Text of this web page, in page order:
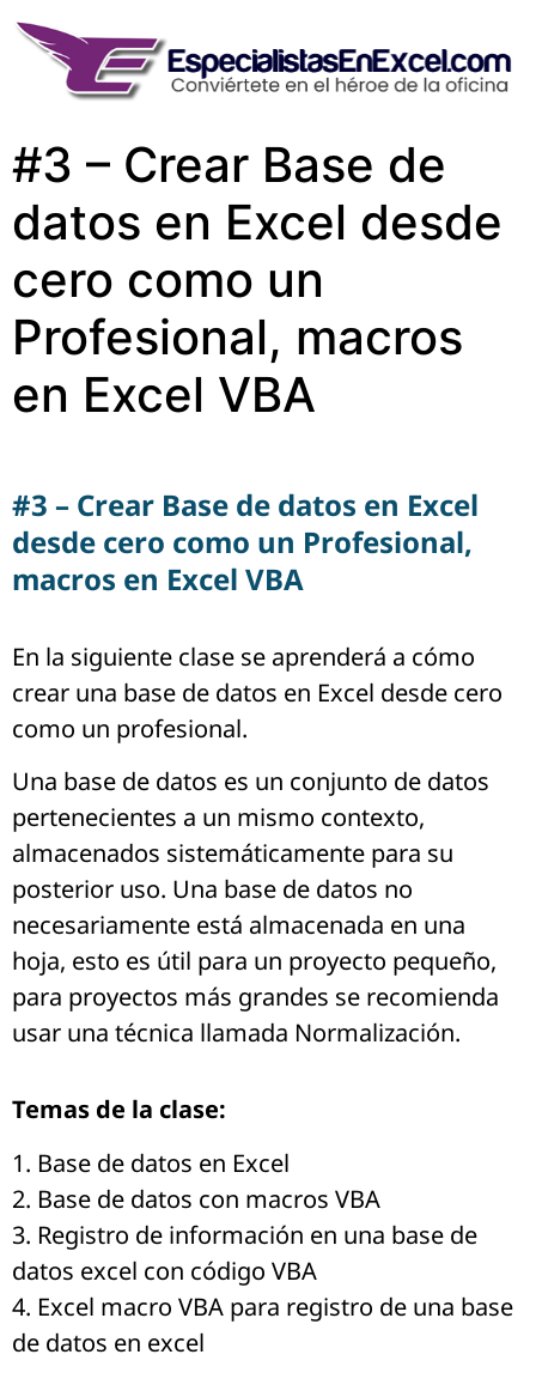
#3 – Crear Base de
datos en Excel desde
cero como un
Profesional, macros
en Excel VBA
#3 – Crear Base de datos en Excel
desde cero como un Profesional,
macros en Excel VBA
En la siguiente clase se aprenderá a cómo
crear una base de datos en Excel desde cero
como un profesional.
Una base de datos es un conjunto de datos
pertenecientes a un mismo contexto,
almacenados sistemáticamente para su
posterior uso. Una base de datos no
necesariamente está almacenada en una
hoja, esto es útil para un proyecto pequeño,
para proyectos más grandes se recomienda
usar una técnica llamada Normalización.
Temas de la clase:
1. Base de datos en Excel
2. Base de datos con macros VBA
3. Registro de información en una base de
datos excel con código VBA
4. Excel macro VBA para registro de una base
de datos en excel